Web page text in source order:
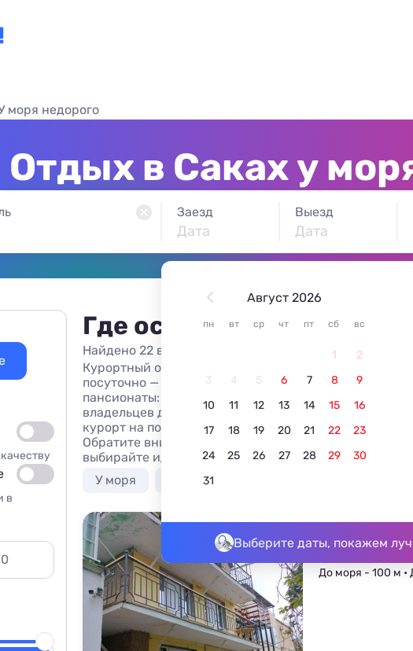
моря недорого
Отдых в Саках у
Заезд
Дата
Выезд
Дата
Август 2026
пн вт ср чт пт сб вс
1
2
3
4 5 6 7 8
9
10
11 12 13 14 15
16
17
18 19 20 21 22
23
24
25 26 27 28 29
30
31
Выберите даты, покажем
Где остановиться в Саках
Найдено 22 варианта жилья из 22
Курортный отдых в Саках у моря недорого в 2026
посуточно — частный сектор, гостевые дома,
пансионаты: знакомьтесь с ценами, фотографиями
владельцев для бронирования жилья. Аренда жилья
курорт на побережье моря в Крыму с множеством
Обратите внимание на показатели средней
выбирайте идеальное время для своего отдыха.
У моря
С бассейном
Гостиница
До моря - 100 м •
в